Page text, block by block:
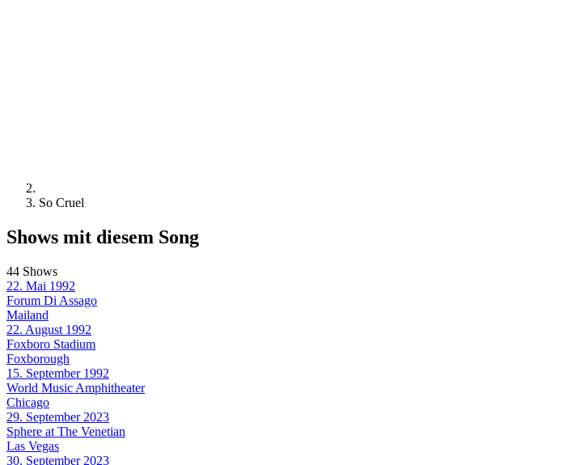
So Cruel
Shows mit diesem Song
44 Shows
22. Mai 1992
Forum Di Assago
Mailand
22. August 1992
Foxboro Stadium
Foxborough
15. September 1992
World Music Amphitheater
Chicago
29. September 2023
Sphere at The Venetian
Las Vegas
30. September 2023